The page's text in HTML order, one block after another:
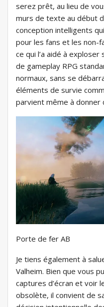
serez prêt, au lieu de
murs de texte au début
conception intelligents
pour les fans et les non-
ce qui l’a aidé à
de gameplay RPG
normaux, sans se
éléments de survie
parvient même à donner
Porte de fer AB
Je tiens également à
Valheim. Bien que vous
captures d’écran et voir
obsolète, il convient de